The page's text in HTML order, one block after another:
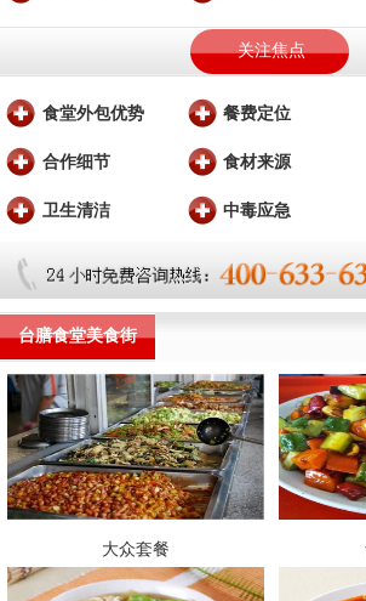
关注焦点
食堂外包优势 餐费定位
合作细节 食材来源
卫生清洁 中毒应急
台膳食堂美食街
大众套餐